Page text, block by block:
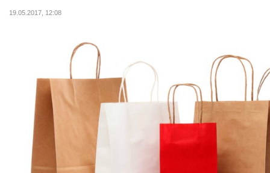
19.05.2017, 12:08